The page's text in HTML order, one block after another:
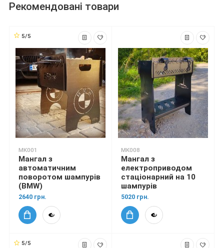
Рекомендовані товари
5/5
MK001
Мангал з
автоматичним
поворотом шампурів
(BMW)
2640 грн.
MK008
Мангал з
електроприводом
стаціонарний на 10
шампурів
5020 грн.
5/5